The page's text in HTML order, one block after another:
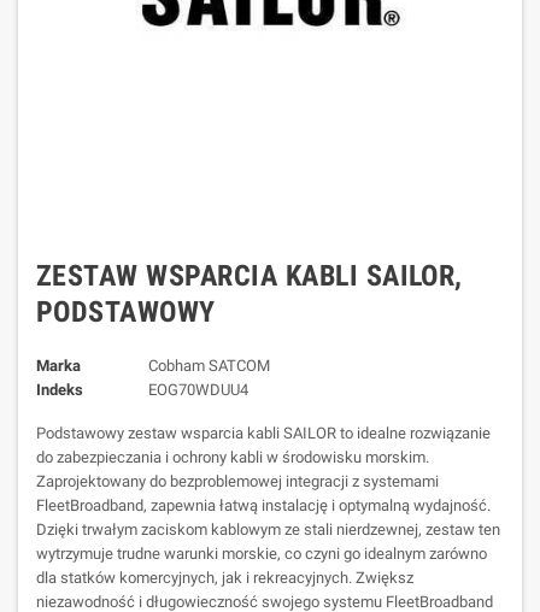
ZESTAW WSPARCIA KABLI SAILOR,
PODSTAWOWY
Marka
Cobham SATCOM
Indeks
EOG70WDUU4
Podstawowy zestaw wsparcia kabli SAILOR to idealne rozwiązanie
do zabezpieczania i ochrony kabli w środowisku morskim.
Zaprojektowany do bezproblemowej integracji z systemami
FleetBroadband, zapewnia łatwą instalację i optymalną wydajność.
Dzięki trwałym zaciskom kablowym ze stali nierdzewnej, zestaw ten
wytrzymuje trudne warunki morskie, co czyni go idealnym zarówno
dla statków komercyjnych, jak i rekreacyjnych. Zwiększ
niezawodność i długowieczność swojego systemu FleetBroadband